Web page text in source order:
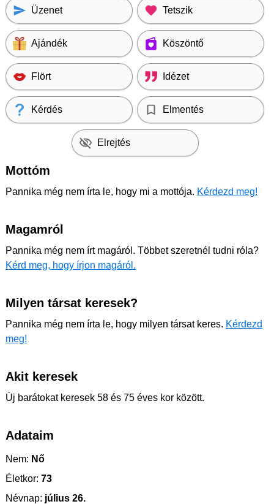
Üzenet Tetszik
Ajándék Köszöntő
Flört Idézet
Kérdés Elmentés
Elrejtés
Mottóm
Pannika még nem írta le, hogy mi a mottója. Kérdezd meg!
Magamról
Pannika még nem írt magáról. Többet szeretnél tudni róla?
Kérd meg, hogy írjon magáról.
Milyen társat keresek?
Pannika még nem írta le, hogy milyen társat keres. Kérdezd
meg!
Akit keresek
Új barátokat keresek 58 és 75 éves kor között.
Adataim
Nem: Nő
Életkor: 73
Névnap: július 26.